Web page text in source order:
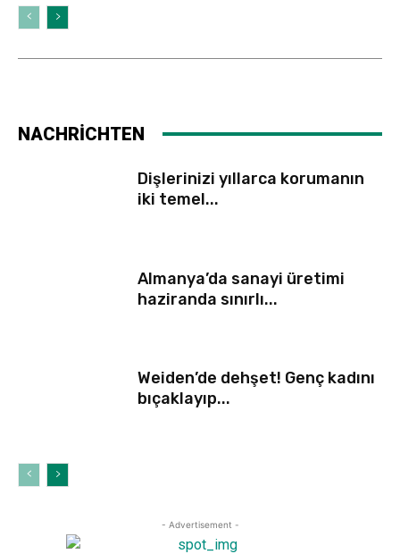
NACHRİCHTEN
Dişlerinizi yıllarca korumanın
iki temel...
Almanya’da sanayi üretimi
haziranda sınırlı...
Weiden’de dehşet! Genç kadını
bıçaklayıp...
- Advertisement -